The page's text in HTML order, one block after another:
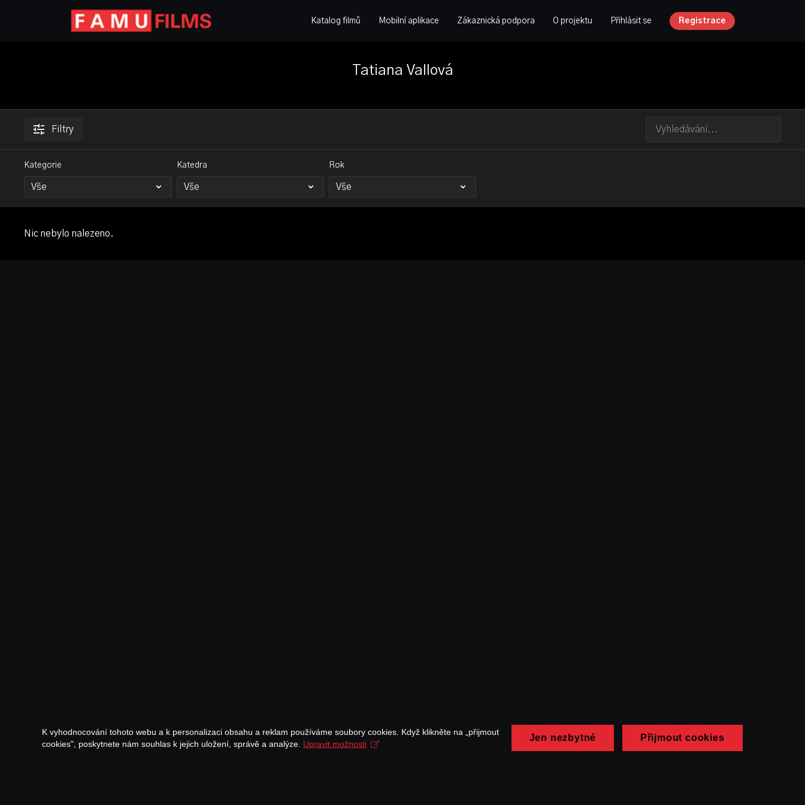
Katalog filmů Mobilní aplikace Zákaznická podpora O projektu Přihlásit se Registrace
Tatiana Vallová
Filtry
Kategorie Katedra Rok
Nic nebylo nalezeno.
K vyhodnocování tohoto webu a k personalizaci obsahu a reklam používáme soubory cookies. Když klikněte na „přijmout
cookies", poskytnete nám souhlas k jejich uložení, správě a analýze. Upravit možnosti
Jen nezbytné Přijmout cookies